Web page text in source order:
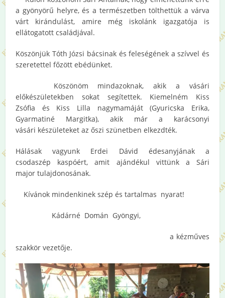
a gyönyörű helyre, és a természetben tölthettük a várva
várt kirándulást, amire még iskolánk igazgatója is
ellátogatott családjával.
Köszönjük Tóth Józsi bácsinak és feleségének a szívvel és
szeretettel főzött ebédünket.
Köszönöm mindazoknak, akik a vásári
előkészületekben sokat segítettek. Kiemelném Kiss
Zsófia és Kiss Lilla nagymamáját (Gyuricska Erika,
Gyarmatiné Margitka), akik már a karácsonyi
vásári készületeket az őszi szünetben elkezdték.
Hálásak vagyunk Erdei Dávid édesanyjának a
csodaszép kaspóért, amit ajándékul vittünk a Sári
major tulajdonosának.
Kívánok mindenkinek szép és tartalmas nyarat!
Kádárné Domán Gyöngyi,
a kézműves
szakkör vezetője.